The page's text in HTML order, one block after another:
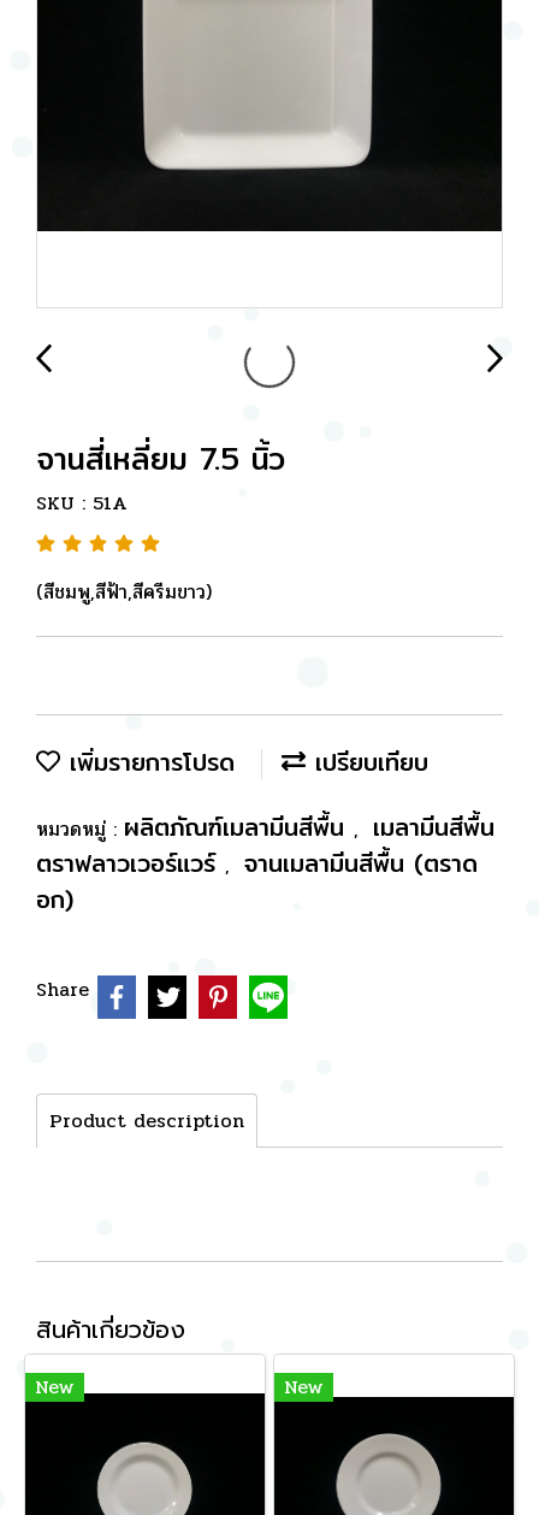
จานสี่เหลี่ยม 7.5 นิ้ว
SKU : 51A
(สีชมพู,สีฟ้า,สีครีมขาว)
เพิ่มรายการโปรด เปรียบเทียบ
หมวดหมู่ : ผลิตภัณฑ์เมลามีนสีพื้น , เมลามีนสีพื้น
ตราฟลาวเวอร์แวร์ , จานเมลามีนสีพื้น (ตราด
อก)
Share
Product description
สินค้าเกี่ยวข้อง
New New